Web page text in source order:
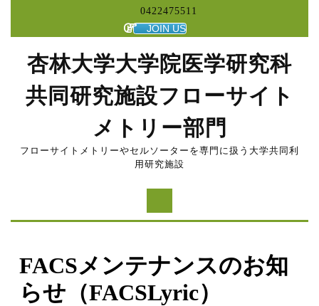
テ
0422475511
JOIN US
杏林大学大学院医学研究科
共同研究施設フローサイト
メトリー部門
フローサイトメトリーやセルソーターを専門に扱う大学共同利
用研究施設
FACSメンテナンスのお知
らせ（FACSLyric）